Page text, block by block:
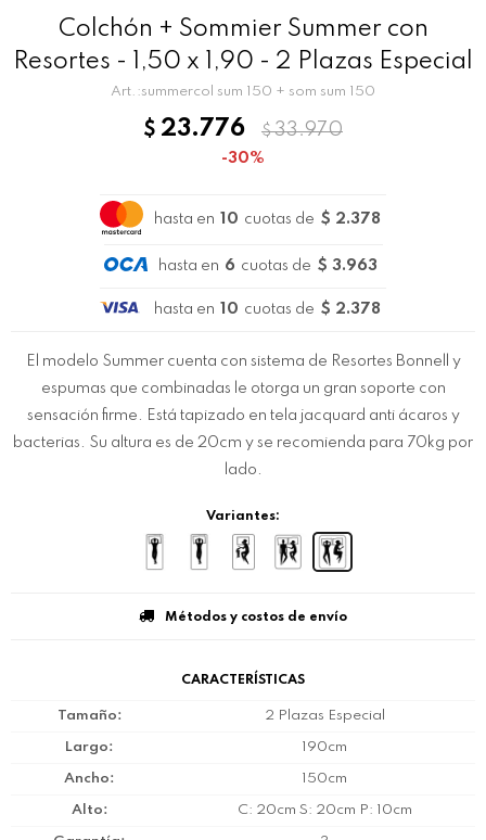
Colchón + Sommier Summer con
Resortes - 1,50 x 1,90 - 2 Plazas Especial
summercol sum 150 + som sum 150
$ 23.776 $ 33.970
30
hasta en 10 cuotas de $ 2.378
hasta en 6 cuotas de $ 3.963
hasta en 10 cuotas de $ 2.378
El modelo Summer cuenta con sistema de Resortes Bonnell y
espumas que combinadas le otorga un gran soporte con
sensación firme. Está tapizado en tela jacquard anti ácaros y
bacterias. Su altura es de 20cm y se recomienda para 70kg por
lado.
Variantes:
Métodos y costos de envío
CARACTERÍSTICAS
Tamaño 2 Plazas Especial
Largo 190cm
Ancho 150cm
Alto C: 20cm S: 20cm P: 10cm